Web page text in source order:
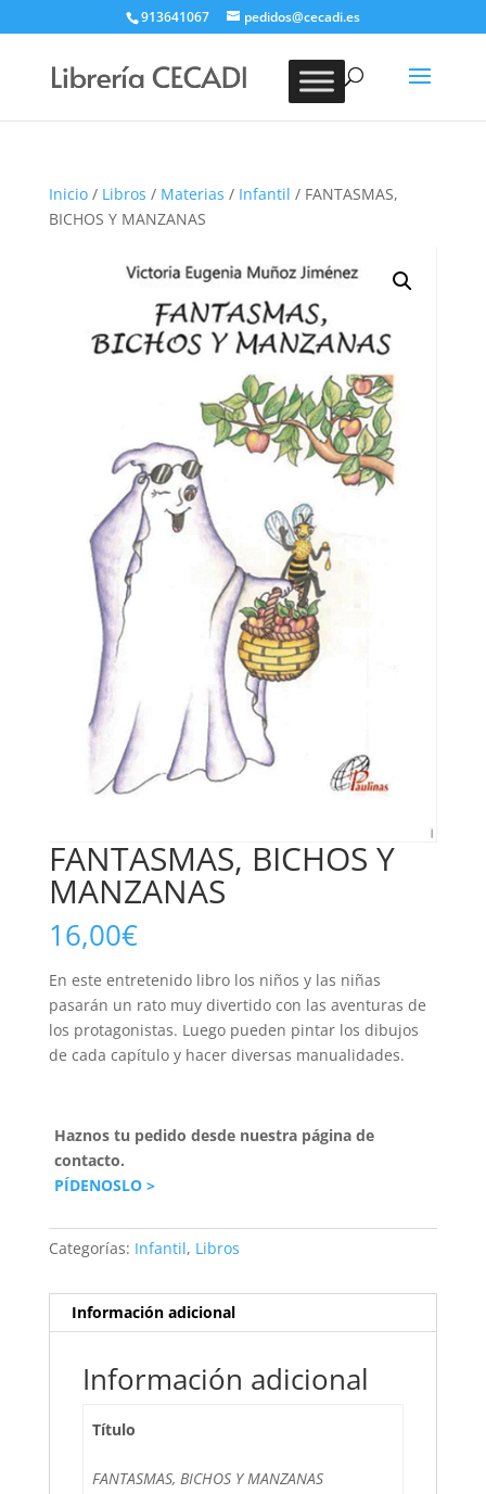
913641067 pedidos@cecadi.es
BUSCAR
Inicio/ Libros / Materias / Infantil / FANTASMAS,
BICHOS Y MANZANAS
FANTASMAS, BICHOS Y
MANZANAS
16,00€
En este entretenido libro los niños y las niñas
pasarán un rato muy divertido con las aventuras de
los protagonistas. Luego pueden pintar los dibujos
de cada capítulo y hacer diversas manualidades.
Haznos tu pedido desde nuestra página de
contacto.
PÍDENOSLO >
Categorías: Infantil, Libros
Información adicional
Información adicional
Título
FANTASMAS, BICHOS Y MANZANAS